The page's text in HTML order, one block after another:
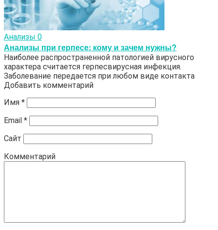
Анализы 0
Анализы при герпесе: кому и зачем нужны?
Наиболее распространенной патологией вирусного
характера считается герпесвирусная инфекция.
Заболевание передается при любом виде контакта
Добавить комментарий
Имя *
Email *
Сайт
Комментарий